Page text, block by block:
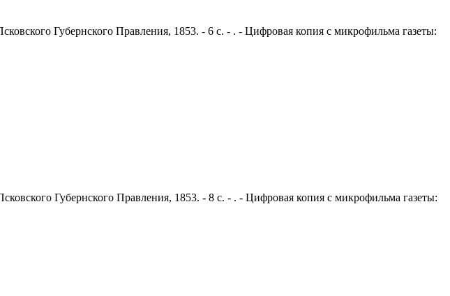
Губернского Правления, 1853. - 6 с. - . - Цифровая копия с микрофильма газеты:
Губернского Правления, 1853. - 8 с. - . - Цифровая копия с микрофильма газеты: